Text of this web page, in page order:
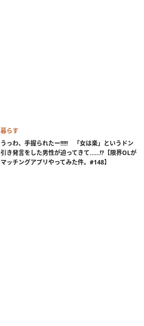
暮らす
うっわ、手握られたー!!!!! 「女は楽」というドン
引き発言をした男性が迫ってきて……!?【限界OLが
マッチングアプリやってみた件。#148】